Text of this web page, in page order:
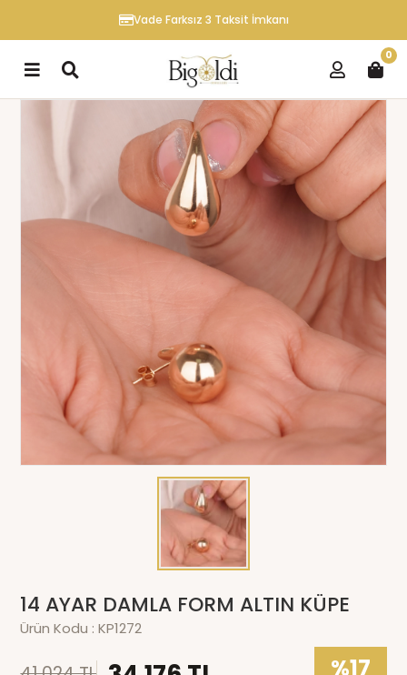
Vade Farksız 3 Taksit İmkanı
0
14 AYAR DAMLA FORM ALTIN KÜPE
Ürün Kodu :KP1272
%17